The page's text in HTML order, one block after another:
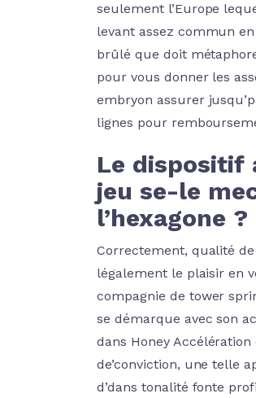
seulement l’Europe
levant assez commun
brûlé que doit
pour vous donner les
embryon assurer
lignes pour
Le dispositif
jeu se-le
l’hexagone ?
Correctement, qualité
légalement le plaisir en
compagnie de tower
se démarque avec son
dans Honey
de’conviction, une telle
d’dans tonalité fonte